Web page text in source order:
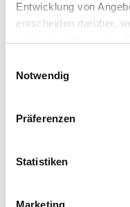
Entwicklung von
entscheiden darüber,
Trigger Symbol ändern
Informationen
können
bestimmten
Notwendig
Präferenzen
Statistiken
Marketing